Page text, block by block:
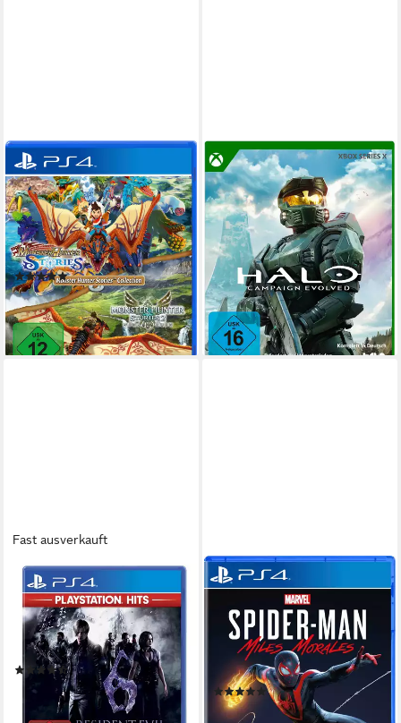
CAPCOM
Monster Hunter Stories
Collection
PlayStation 4 Plattform
ab 12 Jahren USK-Freigabe
Capcom Publisher
(3)
ab 21,90 € UVP24,99 €
-12%
lieferbar - in 2-3 Werktagen bei dir
XBOX
Halo: Campaign Evolved
Xbox Series X Plattform
ab 16 Jahren USK-Freigabe
Xbox Game Studios Publisher
59,99 €
lieferbar - in 2-3 Werktagen bei dir
Fast ausverkauft
CAPCOM
Resident Evil 6 PS Hits
PlayStation 4 Plattform
keine Jugendfreigabe (ab 18 Jahren)
USK-Freigabe
Capcom Publisher
(14)
19,99 €
lieferbar - in 3-4 Werktagen bei dir
PLAYSTATION 4
Marvel's Spider-Man: Miles
Morales
PlayStation 4 Plattform
ab 12 Jahren USK-Freigabe
Adventure Genre
(352)
54,99 € UVP64,99 €